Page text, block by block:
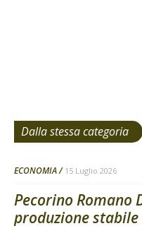
Dalla stessa categoria
ECONOMIA 15 Luglio 2026
Pecorino Romano
produzione